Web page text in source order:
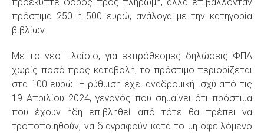
πρόστιμα 250 ή 500 ευρώ, ανάλογα με την κατηγορία
βιβλίων.
Με το νέο πλαίσιο, για εκπρόθεσμες δηλώσεις ΦΠΑ
χωρίς ποσό προς καταβολή, το πρόστιμο περιορίζεται
στα 100 ευρώ. Η ρύθμιση έχει αναδρομική ισχύ από τις
19 Απριλίου 2024, γεγονός που σημαίνει ότι πρόστιμα
που έχουν ήδη επιβληθεί από τότε θα πρέπει να
τροποποιηθούν, να διαγραφούν κατά το μη οφειλόμενο